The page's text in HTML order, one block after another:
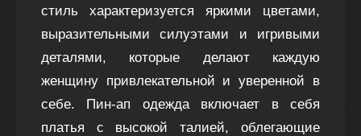
стиль характеризуется яркими цветами,
выразительными силуэтами и игривыми
деталями, которые делают каждую
женщину привлекательной и уверенной в
себе. Пин-ап одежда включает в себя
платья с высокой талией, облегающие